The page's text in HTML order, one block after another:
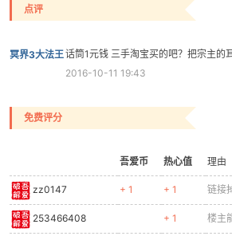
点评
冥界3大法王话筒1元钱 三手淘宝买的吧？把宗主的
2016-10-11 19:43
免费评分
吾爱币 热心值 理由
zz0147 + 1 + 1 链接
253466408 + 1 楼主